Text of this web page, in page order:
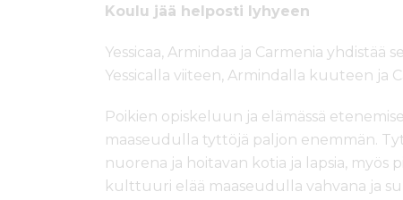
Koulu jää helposti lyhyeen
Yessicaa, Armindaa ja Carmenia
Yessicalla viiteen, Armindalla kuuteen ja
Poikien opiskeluun ja elämässä
maaseudulla tyttöjä paljon enemmän.
nuorena ja hoitavan kotia ja lapsia, myös
kulttuuri elää maaseudulla vahvana ja